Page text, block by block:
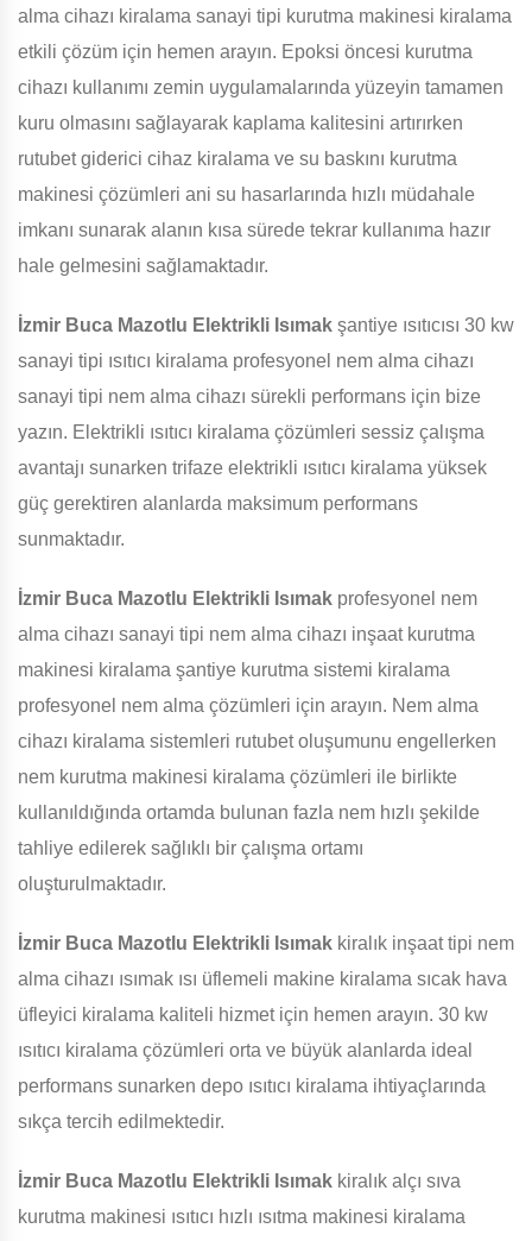
alma cihazı kiralama sanayi tipi kurutma makinesi kiralama
etkili çözüm için hemen arayın. Epoksi öncesi kurutma
cihazı kullanımı zemin uygulamalarında yüzeyin tamamen
kuru olmasını sağlayarak kaplama kalitesini artırırken
rutubet giderici cihaz kiralama ve su baskını kurutma
makinesi çözümleri ani su hasarlarında hızlı müdahale
imkanı sunarak alanın kısa sürede tekrar kullanıma hazır
hale gelmesini sağlamaktadır.
İzmir Buca Mazotlu Elektrikli Isımak şantiye ısıtıcısı 30 kw
sanayi tipi ısıtıcı kiralama profesyonel nem alma cihazı
sanayi tipi nem alma cihazı sürekli performans için bize
yazın. Elektrikli ısıtıcı kiralama çözümleri sessiz çalışma
avantajı sunarken trifaze elektrikli ısıtıcı kiralama yüksek
güç gerektiren alanlarda maksimum performans
sunmaktadır.
İzmir Buca Mazotlu Elektrikli Isımak profesyonel nem
alma cihazı sanayi tipi nem alma cihazı inşaat kurutma
makinesi kiralama şantiye kurutma sistemi kiralama
profesyonel nem alma çözümleri için arayın. Nem alma
cihazı kiralama sistemleri rutubet oluşumunu engellerken
nem kurutma makinesi kiralama çözümleri ile birlikte
kullanıldığında ortamda bulunan fazla nem hızlı şekilde
tahliye edilerek sağlıklı bir çalışma ortamı
oluşturulmaktadır.
İzmir Buca Mazotlu Elektrikli Isımak kiralık inşaat tipi nem
alma cihazı ısımak ısı üflemeli makine kiralama sıcak hava
üfleyici kiralama kaliteli hizmet için hemen arayın. 30 kw
ısıtıcı kiralama çözümleri orta ve büyük alanlarda ideal
performans sunarken depo ısıtıcı kiralama ihtiyaçlarında
sıkça tercih edilmektedir.
İzmir Buca Mazotlu Elektrikli Isımak kiralık alçı sıva
kurutma makinesi ısıtıcı hızlı ısıtma makinesi kiralama